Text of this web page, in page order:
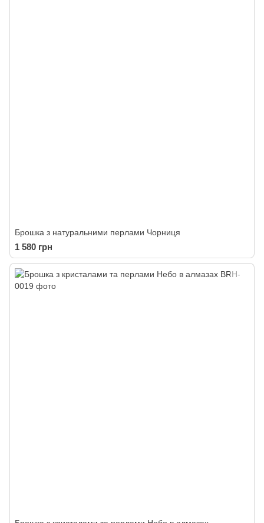
Брошка з натуральними перлами Чорниця
1 580 грн